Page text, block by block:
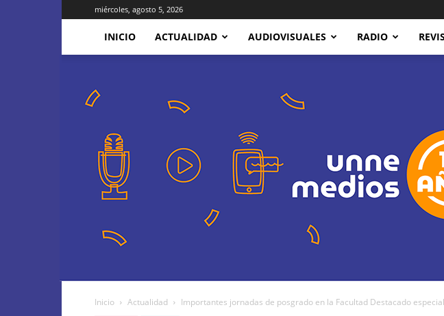
miércoles, agosto 5, 2026
INICIO ACTUALIDAD AUDIOVISUALES RADIO
Inicio Actualidad Importantes jornadas de posgrado en la Facultad Destacado